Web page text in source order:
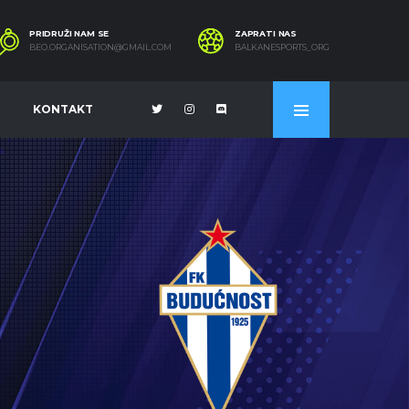
PRIDRUŽI NAM SE
BEO.ORGANISATION@GMAIL.COM
ZAPRATI NAS
BALKANESPORTS_ORG
KONTAKT